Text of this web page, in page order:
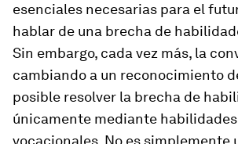
esenciales necesarias para el
hablar de una brecha de
Sin embargo, cada vez más, la
cambiando a un reconocimiento
posible resolver la brecha de
únicamente mediante